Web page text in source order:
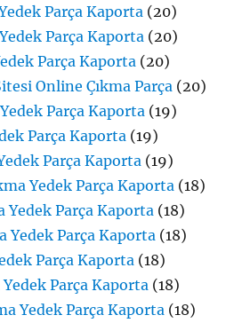
Parça Kaporta (20)
Parça Kaporta (20)
Parça Kaporta (20)
Online Çıkma Parça (20)
Parça Kaporta (19)
Parça Kaporta (19)
Parça Kaporta (19)
Yedek Parça Kaporta (18)
Yedek Parça Kaporta (18)
Yedek Parça Kaporta (18)
Parça Kaporta (18)
Parça Kaporta (18)
Yedek Parça Kaporta (18)